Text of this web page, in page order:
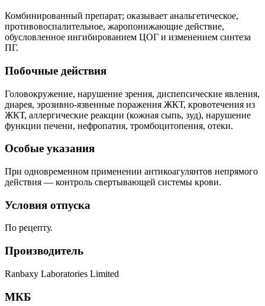
Комбинированный препарат; оказывает анальгетическое,
противовоспалительное, жаропонижающие действие,
обусловленное ингибированием ЦОГ и изменением синтеза
ПГ.
Побочные действия
Головокружение, нарушение зрения, диспепсические явления,
диарея, эрозивно-язвенные поражения ЖКТ, кровотечения из
ЖКТ, аллергические реакции (кожная сыпь, зуд), нарушение
функции печени, нефропатия, тромбоцитопения, отеки.
Особые указания
При одновременном применении антикоагулянтов непрямого
действия — контроль свертывающей системы крови.
Условия отпуска
По рецепту.
Производитель
Ranbaxy Laboratories Limited
МКБ